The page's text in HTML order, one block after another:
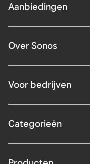
Aanbiedingen
Over Sonos
Voor bedrijven
Categorieën